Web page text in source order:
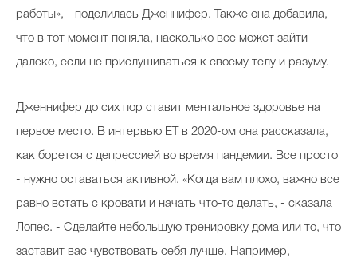
работы», - поделилась Дженнифер. Также она добавила,
что в тот момент поняла, насколько все может зайти
далеко, если не прислушиваться к своему телу и разуму.
Дженнифер до сих пор ставит ментальное здоровье на
первое место. В интервью ЕТ в 2020-ом она рассказала,
как борется с депрессией во время пандемии. Все просто
- нужно оставаться активной. «Когда вам плохо, важно все
равно встать с кровати и начать что-то делать, - сказала
Лопес. - Сделайте небольшую тренировку дома или то, что
заставит вас чувствовать себя лучше. Например,